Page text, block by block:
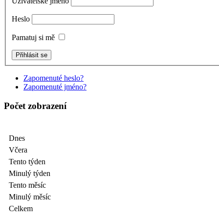
Heslo
Pamatuj si mě
Zapomenuté heslo?
Zapomenuté jméno?
Počet zobrazení
Dnes
Včera
Tento týden
Minulý týden
Tento měsíc
Minulý měsíc
Celkem